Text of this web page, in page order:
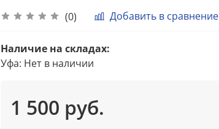
(0) Добавить в сравнение
Наличие на складах:
Уфа: Нет в наличии
1 500 руб.